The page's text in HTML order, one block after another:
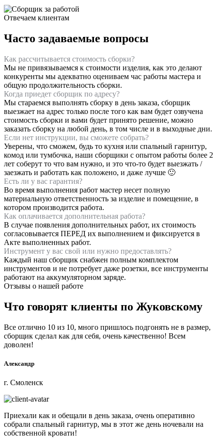
Отвечаем клиентам
Часто задаваемые вопросы
Как рассчитывается стоимость сборки?
Мы не привязываемся к стоимости изделия, как это делают
конкуренты мы адекватно оцениваем час работы мастера и
общую продолжительность сборки.
Когда приедет сборщик по адресу?
Мы стараемся выполнять сборку в день заказа, сборщик
выезжает на адрес только после того как вам будет озвучена
стоимость сборки и вами будет принято решение, можно
заказать сборку на любой день, в том числе и в выходные дни.
Если нет инструкции, вы сможете собрать?
Уверены, что сможем, будь то кухня или спальный гарнитур,
комод или тумбочка, наши сборщики с опытом работы более 2
лет соберут то что вам нужно, и это что-то будет выезжать /
заезжать и работать как положено, и даже лучше 🙂
Есть ли у вас гарантия?
Во время выполнения работ мастер несет полную
материальную ответственность за изделие и помещение, в
котором производится работа.
Как оплачивается дополнительная работа?
В случае появления дополнительных работ, их стоимость
согласовывается ПЕРЕД их выполнением и фиксируется в
Акте выполненных работ.
Инструмент у вас свой или нужно предоставлять?
Каждый наш сборщик снабжен полным комплектом
инструментов и не потребует даже розетки, все инструменты
работают на аккумуляторном заряде.
Отзывы о нашей работе
Что говорят клиенты по Жуковскому
Все отлично 10 из 10, много пришлось подгонять не в размер,
сборщик сделал как для себя, очень качественно! Всем
доволен!
Александр
г. Смоленск
Приехали как и обещали в день заказа, очень оперативно
собрали спальный гарнитур, мы в этот же день ночевали на
собственной кровати!